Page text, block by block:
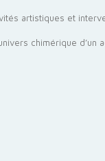
artistiques et
chimérique d’un